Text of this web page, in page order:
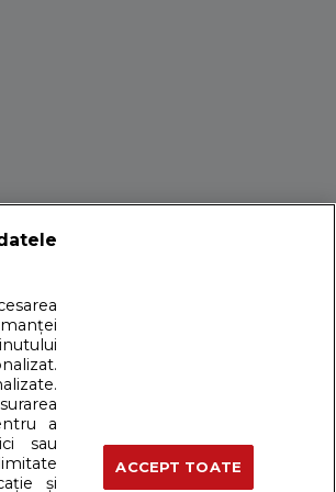
100 de rețete
a
sau
și
ACCEPT TOATE